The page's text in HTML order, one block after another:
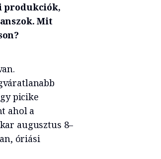
produkciók,
Mit
picike
ahol a
augusztus 8–
óriási